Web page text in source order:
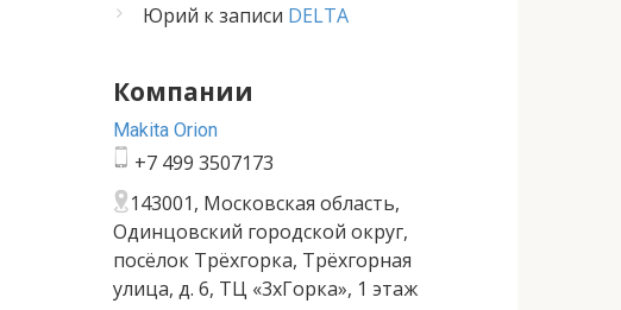
Юрий к записи DELTA
Компании
Makita Orion
+7 499 3507173
143001, Московская область,
Одинцовский городской округ,
посёлок Трёхгорка, Трёхгорная
улица, д. 6, ТЦ «3хГорка», 1 этаж